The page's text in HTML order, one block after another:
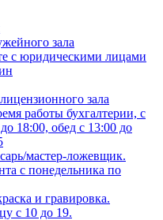
зала
с юридическими лицами
зала
работы бухгалтерии, с
18:00, обед с 13:00 до
мастер-ложевщик.
с понедельника по
и гравировка.
с 10 до 19.